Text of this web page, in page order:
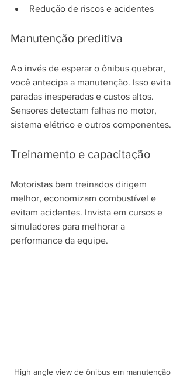
Redução de riscos e acidentes
Manutenção preditiva
Ao invés de esperar o ônibus quebrar,
você antecipa a manutenção. Isso evita
paradas inesperadas e custos altos.
Sensores detectam falhas no motor,
sistema elétrico e outros componentes.
Treinamento e capacitação
Motoristas bem treinados dirigem
melhor, economizam combustível e
evitam acidentes. Invista em cursos e
simuladores para melhorar a
performance da equipe.
High angle view de ônibus em manutenção